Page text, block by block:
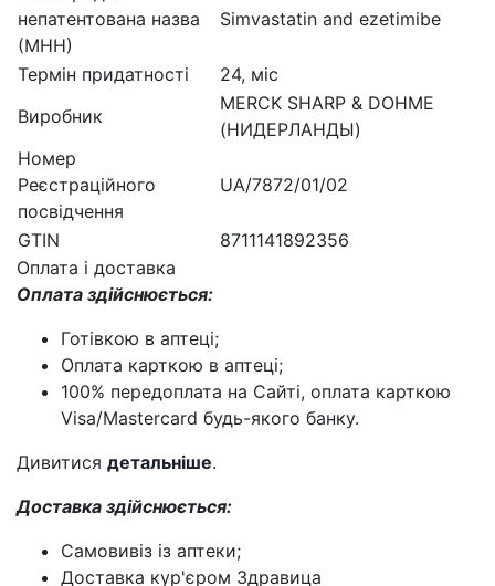
непатентована назва
(МНН)
Simvastatin and ezetimibe
Термін придатності 24, міс
Виробник
MERCK SHARP & DOHME
(НИДЕРЛАНДЫ)
Номер
Реєстраційного
посвідчення
UA/7872/01/02
GTIN
8711141892356
Оплата і доставка
Оплата здійснюється:
Готівкою в аптеці;
Оплата карткою в аптеці;
100% передоплата на Сайті, оплата карткою
Visa/Mastercard будь-якого банку.
Дивитися детальніше.
Доставка здійснюється:
Самовивіз із аптеки;
Доставка кур'єром Здравица